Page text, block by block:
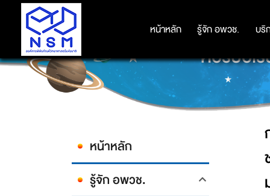
หน้าหลัก รู้จัก อพวช. บริ
หน้าหลัก รู้จัก อพวช. บริ
กระทรวงวิทยาศาสตร์และเทคโ
คอร์ปอเ
หน้าหลัก
รู้จัก อพวช.